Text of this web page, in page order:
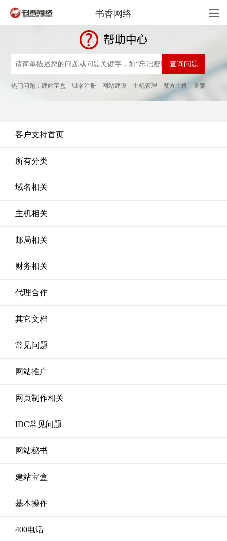
书香网络
热门问题：建站宝盒 域名注册 网站建设 主机管理 魔方主机 备案
客户支持首页
所有分类
域名相关
主机相关
邮局相关
财务相关
代理合作
其它文档
常见问题
网站推广
网页制作相关
IDC常见问题
网站秘书
建站宝盒
基本操作
400电话